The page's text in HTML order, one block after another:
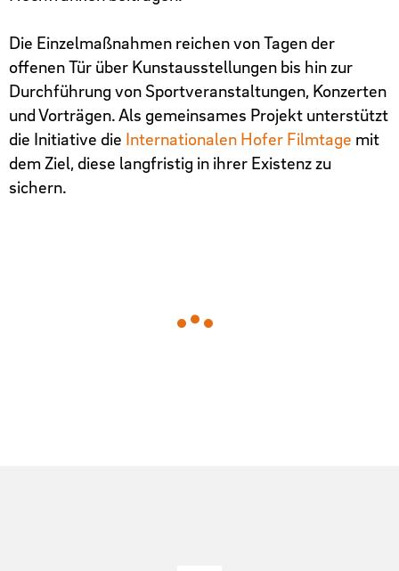
Die Einzelmaßnahmen reichen von Tagen der
offenen Tür über Kunstausstellungen bis hin zur
Durchführung von Sport­veran­staltungen, Konzerten
und Vorträgen. Als gemeinsames Projekt unterstützt
die Initiative die Internationalen Hofer Filmtage mit
dem Ziel, diese langfristig in ihrer Existenz zu
sichern.